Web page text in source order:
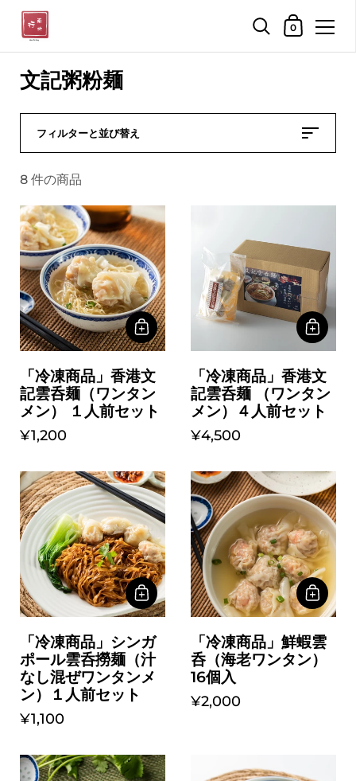
ショッピ
0
文記粥粉麺
フィルターと並び替え
8 件の商品
「冷凍商品」香港文
記雲呑麺（ワンタン
メン） １人前セット
¥1,200
「冷凍商品」香港文
記雲呑麺 （ワンタン
メン）４人前セット
¥4,500
「冷凍商品」シンガ
ポール雲呑撈麺（汁
なし混ぜワンタンメ
ン）１人前セット
¥1,100
「冷凍商品」鮮蝦雲
呑（海老ワンタン）
16個入
¥2,000